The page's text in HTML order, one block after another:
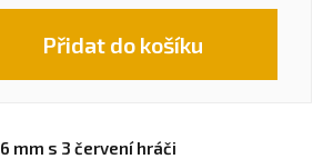
Přidat do košíku
mm s 3 červení hráči